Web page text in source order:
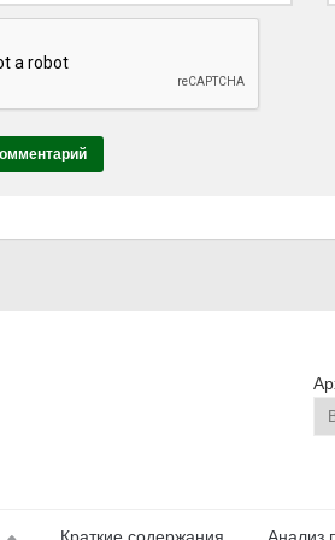
Краткие содержания Анализ